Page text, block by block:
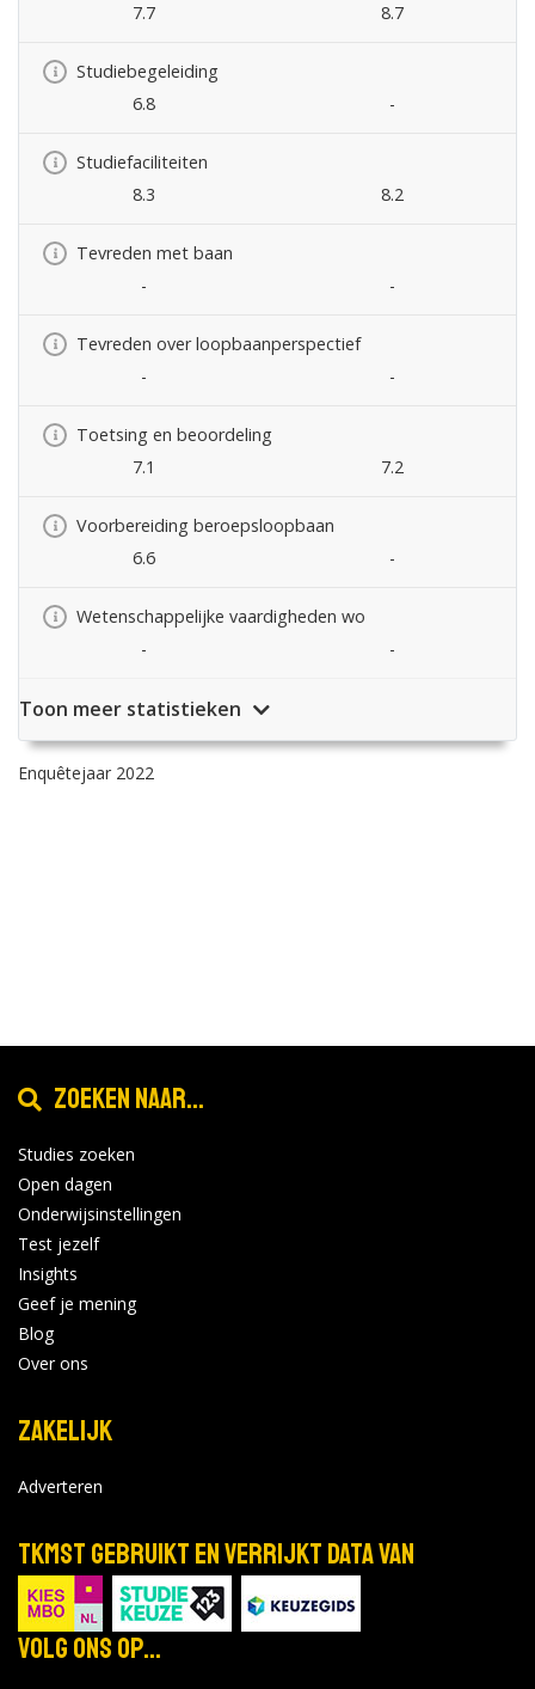
7.7
8.7
Studiebegeleiding
6.8
-
Studiefaciliteiten
8.3
8.2
Tevreden met baan
-
-
Tevreden over loopbaanperspectief
-
-
Toetsing en beoordeling
7.1
7.2
Voorbereiding beroepsloopbaan
6.6
-
Wetenschappelijke vaardigheden wo
-
-
Toon meer statistieken
Enquêtejaar 2022
Zoeken naar...
Studies zoeken
Open dagen
Onderwijsinstellingen
Test jezelf
Insights
Geef je mening
Blog
Over ons
Zakelijk
Adverteren
TKMST gebruikt en verrijkt data van
Volg ons op...